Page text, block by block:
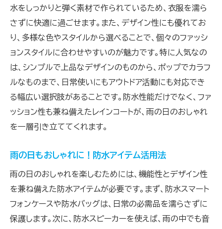
水をしっかりと弾く素材で作られているため、衣服を濡ら
さずに快適に過ごせます。また、デザイン性にも優れてお
り、多様な色やスタイルから選べることで、個々のファッシ
ョンスタイルに合わせやすいのが魅力です。特に人気なの
は、シンプルで上品なデザインのものから、ポップでカラフ
ルなものまで、日常使いにもアウトドア活動にも対応でき
る幅広い選択肢があることです。防水性能だけでなく、ファ
ッション性も兼ね備えたレインコートが、雨の日のおしゃれ
を一層引き立ててくれます。
雨の日もおしゃれに！防水アイテム活用法
雨の日のおしゃれを楽しむためには、機能性とデザイン性
を兼ね備えた防水アイテムが必要です。まず、防水スマート
フォンケースや防水バッグは、日常の必需品を濡らさずに
保護します。次に、防水スピーカーを使えば、雨の中でも音